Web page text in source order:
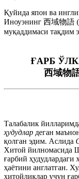
Қуйида япон ва
Иноуэнинг 西域物語
муқаддимаси тақдим
ҒАРБ
西域物
Талабалик
ҳудудлар деган
қолган эдим. Аслида
Хитой йилномасида
ғарбий
ҳаётини англатган.
хитойликлар учун